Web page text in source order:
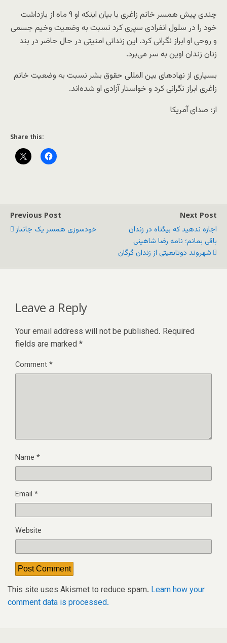
چندی پیش همسر خانم زاغری با بیان اینکه او ۹ ماه از بازداشت
خود را در سلول انفرادی سپری کرد نسبت به وضعیت وخیم جسمی
و روحی او ابراز نگرانی کرد. این زندانی امنیتی در حال حاضر در بند
زنان زندان اوین به سر می‌برد.
بسیاری از نهادهای بین المللی حقوق بشر نسبت به وضعیت خانم
زاغری ابراز نگرانی کرد و خواستار آزادی او شده‌اند.
از: صدای آمریکا
Share this:
Previous Post
خودسوزی همسر یک جانباز
Next Post
اجازه ندهید که بیگناه در زندان
باقی بمانم؛ نامه رضا شاهینی
شهروند دوتابعیتی از زندان گرگان
Leave a Reply
Your email address will not be published. Required
fields are marked *
Comment*
Name *
Email *
Website
This site uses Akismet to reduce spam. Learn how your
comment data is processed.